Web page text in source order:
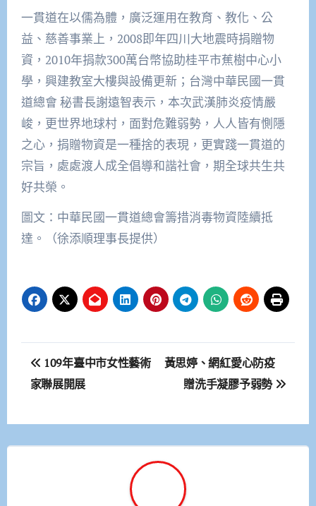
一貫道在以儒為體，廣泛運用在教育、教化、公
益、慈善事業上，2008即年四川大地震時捐贈物
資，2010年捐款300萬台幣協助桂平市蕉樹中心小
學，興建教室大樓與設備更新；台灣中華民國一貫
道總會 秘書長謝遠智表示，本次武漢肺炎疫情嚴
峻，更世界地球村，面對危難弱勢，人人皆有惻隱
之心，捐贈物資是一種捨的表現，更實踐一貫道的
宗旨，處處渡人成全倡導和諧社會，期全球共生共
好共榮。
圖文：中華民國一貫道總會籌措消毒物資陸續抵
達。（徐添順理事長提供）
文
章
覽
109年臺中市女性藝術
家聯展開展
黃思婷、網紅愛心防疫
贈洗手凝膠予弱勢